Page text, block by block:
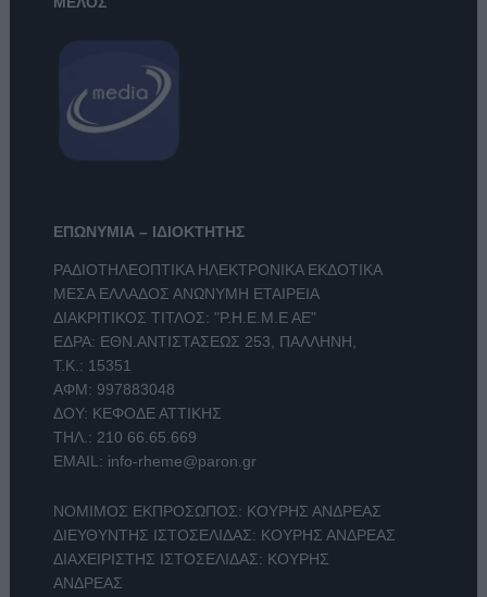
ΕΠΩΝΥΜΙΑ – ΙΔΙΟΚΤΗΤΗΣ
ΡΑΔΙΟΤΗΛΕΟΠΤΙΚΑ ΗΛΕΚΤΡΟΝΙΚΑ ΕΚΔΟΤΙΚΑ
ΜΕΣΑ ΕΛΛΑΔΟΣ ΑΝΩΝΥΜΗ ΕΤΑΙΡΕΙΑ
ΔΙΑΚΡΙΤΙΚΟΣ ΤΙΤΛΟΣ: "Ρ.Η.Ε.Μ.Ε ΑΕ"
ΕΔΡΑ: ΕΘΝ.ΑΝΤΙΣΤΑΣΕΩΣ 253, ΠΑΛΛΗΝΗ,
Τ.Κ.: 15351
ΑΦΜ: 997883048
ΔΟΥ: ΚΕΦΟΔΕ ΑΤΤΙΚΗΣ
ΤΗΛ.: 210 66.65.669
EMAIL: info-rheme@paron.gr
ΝΟΜΙΜΟΣ ΕΚΠΡΟΣΩΠΟΣ: ΚΟΥΡΗΣ ΑΝΔΡΕΑΣ
ΔΙΕΥΘΥΝΤΗΣ ΙΣΤΟΣΕΛΙΔΑΣ: ΚΟΥΡΗΣ ΑΝΔΡΕΑΣ
ΔΙΑΧΕΙΡΙΣΤΗΣ ΙΣΤΟΣΕΛΙΔΑΣ: ΚΟΥΡΗΣ
ΑΝΔΡΕΑΣ